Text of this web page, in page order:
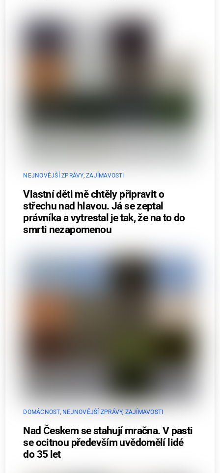
NEJNOVĚJŠÍ ZPRÁVY,ZAJÍMAVOSTI
Vlastní děti mě chtěly připravit o
střechu nad hlavou. Já se zeptal
právníka a vytrestal je tak, že na to do
smrti nezapomenou
DOMÁCNOST, NEJNOVĚJŠÍ ZPRÁVY, ZAJÍMAVOSTI
Nad Českem se stahují mračna. V pasti
se ocitnou především uvědomělí lidé
do 35 let